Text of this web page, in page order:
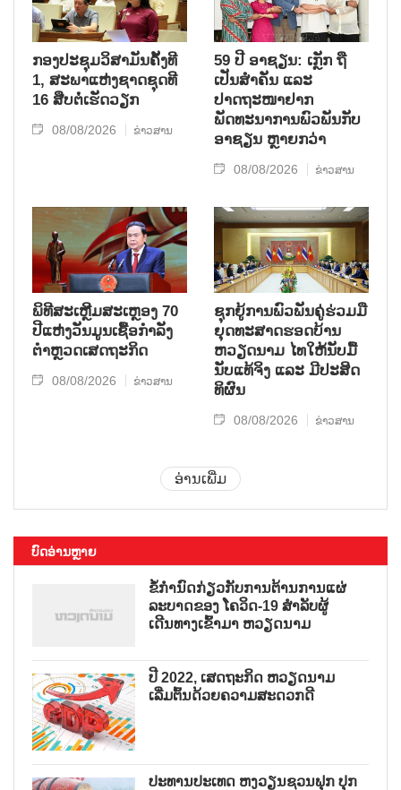
ກອງປະຊຸມວິສາມັນຄັ້ງທີ
1, ສະພາແຫ່ງຊາດຊຸດທີ
16 ສືບຕໍ່ເຮັດວຽກ
08/08/2026 ຂ່າວສານ
59 ປີ ອາຊຽນ: ເກຼັກ ຖື
ເປັນສຳຄັນ ແລະ
ປາດຖະໜາຢາກ
ພັດທະນາການພົວພັນກັບ
ອາຊຽນ ຫຼາຍກວ່າ
08/08/2026 ຂ່າວສານ
ພິທີສະເຫຼີມສະເຫຼອງ 70
ປີແຫ່ງວັນມູນເຊື້ອກຳລັງ
ຕຳຫຼວດເສດຖະກິດ
08/08/2026 ຂ່າວສານ
ຊຸກ​ຍູ້​ການ​ພົວ​ພັນ​ຄູ່​ຮ່ວມ​ມື​
ຍຸດ​ທະ​ສາດ​ຮອດ​ບ້ານ
ຫວຽດ​ນາມ ໄທ​ໃຫ້​ນັບ​ມື້​
ນັບ​ແທ້​ຈິງ ແລະ ມີ​ປະ​ສິດ​
ທິ​ຜົນ
08/08/2026 ຂ່າວສານ
ອ່ານເພີ່ມ
ບົດອ່ານຫຼາຍ
ຂໍ້ກຳນົດກ່ຽວກັບການຕ້ານການແຜ່
ລະບາດຂອງ ໂຄວິດ-19 ສຳລັບຜູ້
ເດີນທາງເຂົ້າມາ ຫວຽດນາມ
ປີ 2022, ເສດຖະກິດ ຫວຽດນາມ
ເລີ່ມຕົ້ນດ້ວຍຄວາມສະດວກດີ
ປະທານປະເທດ ຫງວຽນຊວນຟຸກ ປຸກ